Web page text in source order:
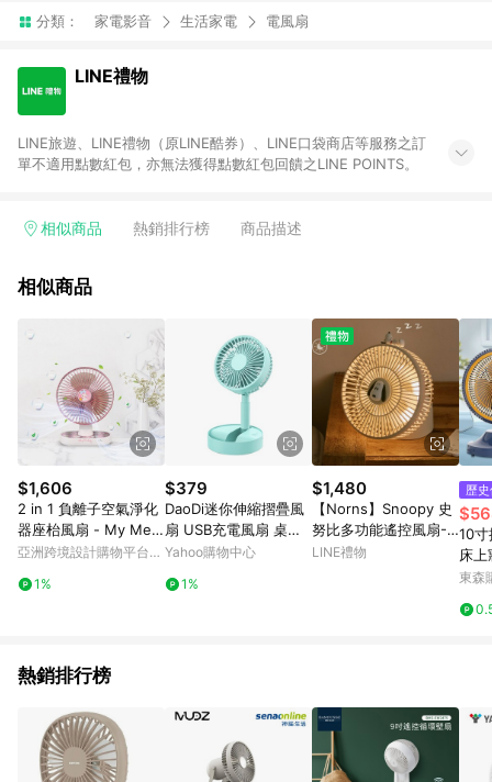
分類： 家電影音 生活家電 電風扇
LINE禮物
LINE旅遊、LINE禮物（原LINE酷券）、LINE口袋商店等服務之訂
單不適用點數紅包，亦無法獲得點數紅包回饋之LINE POINTS。
相似商品 熱銷排行榜 商品描述
相似商品
$1,606
2 in 1 負離子空氣淨化
器座枱風扇 - My Melo
dy
亞洲跨境設計購物平台
1%
$379
DaoDi迷你伸縮摺疊風
扇 USB充電風扇 桌上
型風扇
Yahoo購物中心
1%
$1,480
【Norns】Snoopy 史
努比多功能遙控風扇-N
orns 史努比桌上型電
LINE禮物
歷
10
床上
面插
東森
熱銷排行榜